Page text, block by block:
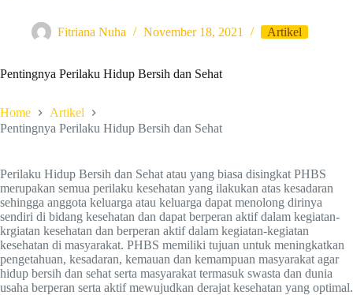
Fitriana Nuha November 18, 2021 Artikel
Pentingnya Perilaku Hidup Bersih dan Sehat
Home
Artikel
Pentingnya Perilaku Hidup Bersih dan Sehat
Perilaku Hidup Bersih dan Sehat atau yang biasa disingkat PHBS
merupakan semua perilaku kesehatan yang ilakukan atas kesadaran
sehingga anggota keluarga atau keluarga dapat menolong dirinya
sendiri di bidang kesehatan dan dapat berperan aktif dalam kegiatan-
krgiatan kesehatan dan berperan aktif dalam kegiatan-kegiatan
kesehatan di masyarakat. PHBS memiliki tujuan untuk meningkatkan
pengetahuan, kesadaran, kemauan dan kemampuan masyarakat agar
hidup bersih dan sehat serta masyarakat termasuk swasta dan dunia
usaha berperan serta aktif mewujudkan derajat kesehatan yang optimal.